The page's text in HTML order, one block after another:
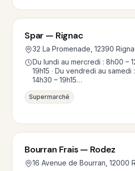
Spar — Rignac
32 La Promenade, 12390
Du lundi au mercredi : 8h00 –
19h15 · Du vendredi au
14h30 – 19h15…
Supermarché
Bourran Frais — Rodez
16 Avenue de Bourran, 12000